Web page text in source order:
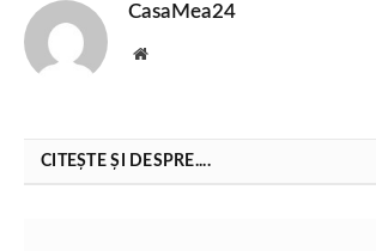
CasaMea24
Website
CITEȘTE ȘI DESPRE....